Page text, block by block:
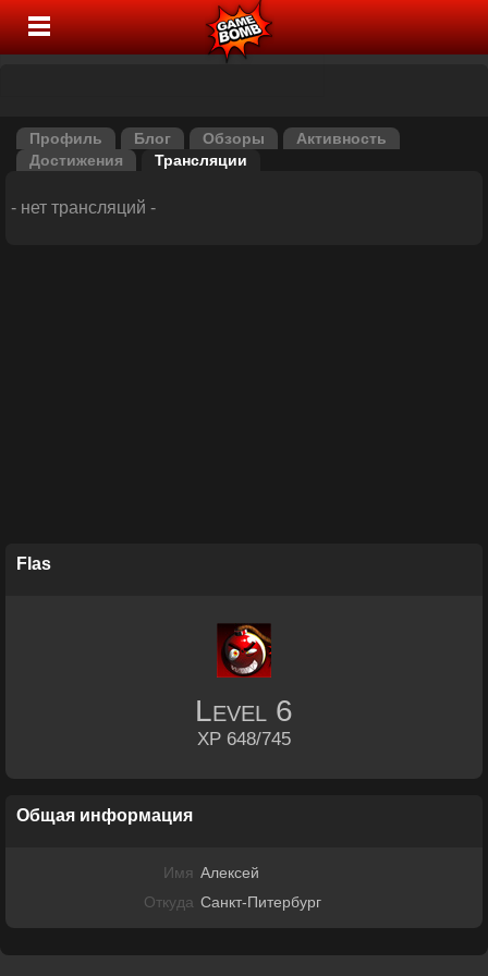
Профиль Блог Обзоры
Активность
Достижения
Трансляции
- нет трансляций -
Flas
Level 6
XP 648/745
Общая информация
Имя Алексей
Откуда Санкт-Питербург